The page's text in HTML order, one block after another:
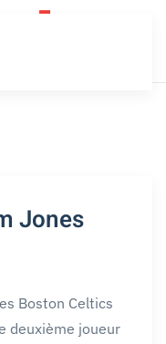
Jones
Boston Celtics
deuxième joueur